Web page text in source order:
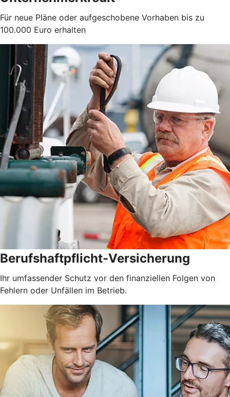
Für neue Pläne oder aufgeschobene Vorhaben bis zu
100.000 Euro erhalten
Berufshaftpflicht-Versicherung
Ihr umfassender Schutz vor den finanziellen Folgen von
Fehlern oder Unfällen im Betrieb.